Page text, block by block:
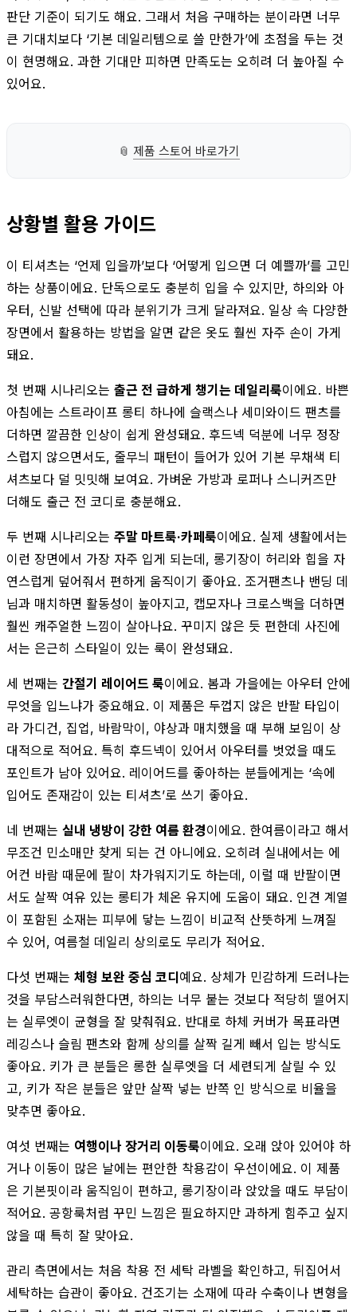
판단 기준이 되기도 해요. 그래서 처음 구매하는 분이라면 너무
큰 기대치보다 ‘기본 데일리템으로 쓸 만한가’에 초점을 두는 것
이 현명해요. 과한 기대만 피하면 만족도는 오히려 더 높아질 수
있어요.
📎 제품 스토어 바로가기
상황별 활용 가이드
이 티셔츠는 ‘언제 입을까’보다 ‘어떻게 입으면 더 예쁠까’를 고민
하는 상품이에요. 단독으로도 충분히 입을 수 있지만, 하의와 아
우터, 신발 선택에 따라 분위기가 크게 달라져요. 일상 속 다양한
장면에서 활용하는 방법을 알면 같은 옷도 훨씬 자주 손이 가게
돼요.
첫 번째 시나리오는 출근 전 급하게 챙기는 데일리룩이에요. 바쁜
아침에는 스트라이프 롱티 하나에 슬랙스나 세미와이드 팬츠를
더하면 깔끔한 인상이 쉽게 완성돼요. 후드넥 덕분에 너무 정장
스럽지 않으면서도, 줄무늬 패턴이 들어가 있어 기본 무채색 티
셔츠보다 덜 밋밋해 보여요. 가벼운 가방과 로퍼나 스니커즈만
더해도 출근 전 코디로 충분해요.
두 번째 시나리오는 주말 마트룩·카페룩이에요. 실제 생활에서는
이런 장면에서 가장 자주 입게 되는데, 롱기장이 허리와 힙을 자
연스럽게 덮어줘서 편하게 움직이기 좋아요. 조거팬츠나 밴딩 데
님과 매치하면 활동성이 높아지고, 캡모자나 크로스백을 더하면
훨씬 캐주얼한 느낌이 살아나요. 꾸미지 않은 듯 편한데 사진에
서는 은근히 스타일이 있는 룩이 완성돼요.
세 번째는 간절기 레이어드 룩이에요. 봄과 가을에는 아우터 안에
무엇을 입느냐가 중요해요. 이 제품은 두껍지 않은 반팔 타입이
라 가디건, 집업, 바람막이, 야상과 매치했을 때 부해 보임이 상
대적으로 적어요. 특히 후드넥이 있어서 아우터를 벗었을 때도
포인트가 남아 있어요. 레이어드를 좋아하는 분들에게는 ‘속에
입어도 존재감이 있는 티셔츠’로 쓰기 좋아요.
네 번째는 실내 냉방이 강한 여름 환경이에요. 한여름이라고 해서
무조건 민소매만 찾게 되는 건 아니에요. 오히려 실내에서는 에
어컨 바람 때문에 팔이 차가워지기도 하는데, 이럴 때 반팔이면
서도 살짝 여유 있는 롱티가 체온 유지에 도움이 돼요. 인견 계열
이 포함된 소재는 피부에 닿는 느낌이 비교적 산뜻하게 느껴질
수 있어, 여름철 데일리 상의로도 무리가 적어요.
다섯 번째는 체형 보완 중심 코디예요. 상체가 민감하게 드러나는
것을 부담스러워한다면, 하의는 너무 붙는 것보다 적당히 떨어지
는 실루엣이 균형을 잘 맞춰줘요. 반대로 하체 커버가 목표라면
레깅스나 슬림 팬츠와 함께 상의를 살짝 길게 빼서 입는 방식도
좋아요. 키가 큰 분들은 롱한 실루엣을 더 세련되게 살릴 수 있
고, 키가 작은 분들은 앞만 살짝 넣는 반쪽 인 방식으로 비율을
맞추면 좋아요.
여섯 번째는 여행이나 장거리 이동룩이에요. 오래 앉아 있어야 하
거나 이동이 많은 날에는 편안한 착용감이 우선이에요. 이 제품
은 기본핏이라 움직임이 편하고, 롱기장이라 앉았을 때도 부담이
적어요. 공항룩처럼 꾸민 느낌은 필요하지만 과하게 힘주고 싶지
않을 때 특히 잘 맞아요.
관리 측면에서는 처음 착용 전 세탁 라벨을 확인하고, 뒤집어서
세탁하는 습관이 좋아요. 건조기는 소재에 따라 수축이나 변형을